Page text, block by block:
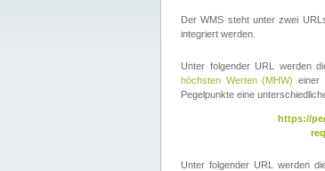
Der WMS steht unter zwei
integriert werden.
Unter folgender URL werden
höchsten Werten (MHW) einer
Pegelpunkte eine
https://
Unter folgender URL werden